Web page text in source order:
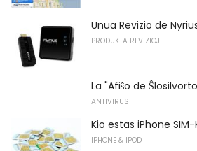
Unua Revizio de
PRODUKTA REVIZIOJ
La "Afiŝo de
ANTIVIRUS
Kio estas iPhone
IPHONE & IPOD